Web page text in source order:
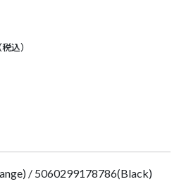
込）
/ 5060299178786(Black)